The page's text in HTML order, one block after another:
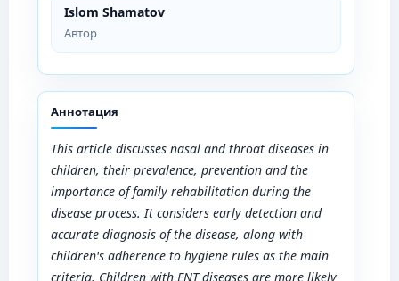
Islom Shamatov
Автор
Аннотация
This article discusses nasal and throatdiseases in
children, their prevalence, prevention and the
importance of family rehabilitation during the
disease process. It considers early detection and
accurate diagnosis of the disease, along with
children's adherence to hygiene rules as the main
criteria. Children with ENT diseases are more likely